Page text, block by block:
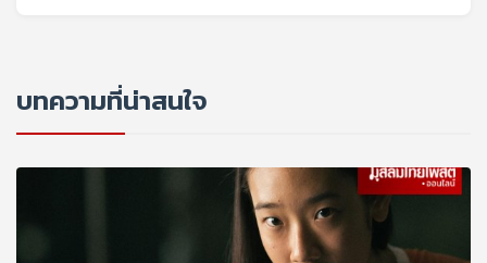
บทความที่น่าสนใจ